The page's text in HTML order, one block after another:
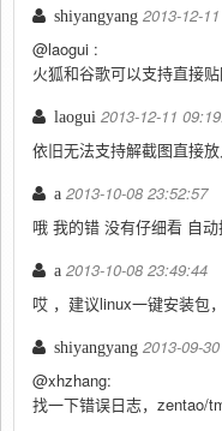
shiyangyang 2013-12-
@laogui :
火狐和谷歌可以支持直接贴
laogui 2013-12-11
依旧无法支持解截图直接
a 2013-10-08 23:52:57
哦 我的错 没有仔细看 自
a 2013-10-08 23:49:44
哎 ，建议linux一键安装包
shiyangyang 2013-09-
@xhzhang:
找一下错误日志，zentao/